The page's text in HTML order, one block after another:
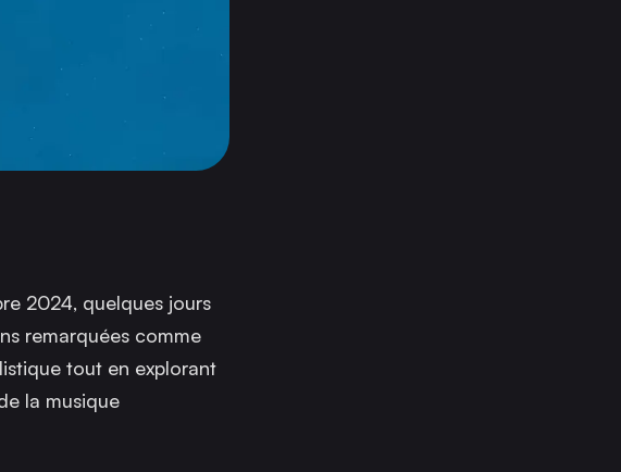
2024, quelques jours
remarquées comme
tout en explorant
la musique